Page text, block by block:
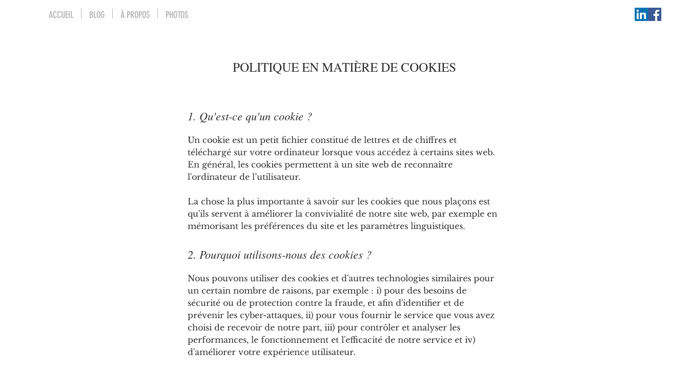
ACCUEIL BLOG À PROPOS PHOTOS
POLITIQUE EN MATIÈRE DE COOKIES
1. Qu'est-ce qu'un cookie ?
Un cookie est un petit fichier constitué de lettres et de chiffres et
téléchargé sur votre ordinateur lorsque vous accédez à certains sites web.
En général, les cookies permettent à un site web de reconnaître
l'ordinateur de l’utilisateur.
La chose la plus importante à savoir sur les cookies que nous plaçons est
qu'ils servent à améliorer la convivialité de notre site web, par exemple en
mémorisant les préférences du site et les paramètres linguistiques.
2. Pourquoi utilisons-nous des cookies ?
Nous pouvons utiliser des cookies et d'autres technologies similaires pour
un certain nombre de raisons, par exemple : i) pour des besoins de
sécurité ou de protection contre la fraude, et afin d'identifier et de
prévenir les cyber-attaques, ii) pour vous fournir le service que vous avez
choisi de recevoir de notre part, iii) pour contrôler et analyser les
performances, le fonctionnement et l'efficacité de notre service et iv)
d'améliorer votre expérience utilisateur.